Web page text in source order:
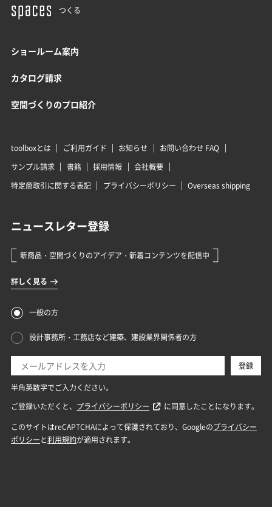
つくる
ショールーム案内
カタログ請求
空間づくりのプロ紹介
toolboxとは ご利用ガイド お知らせ
お問い合わせ FAQ
サンプル請求
書籍 採用情報
会社概要
特定商取引に関する表記
プライバシーポリシー Overseas shipping